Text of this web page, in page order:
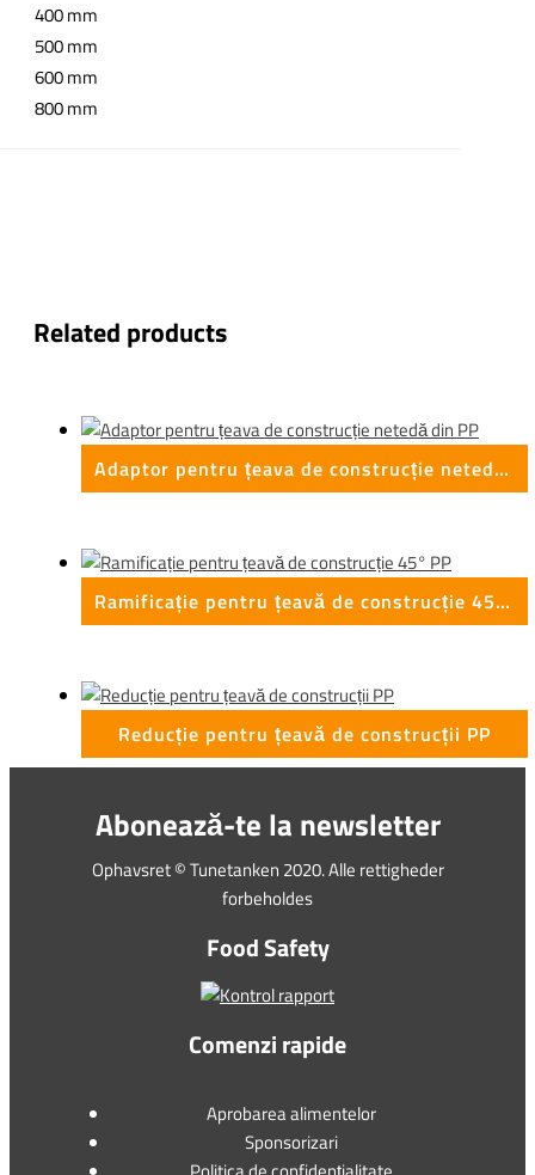
400 mm
500 mm
600 mm
800 mm
Related products
Adaptor pentru țeava de construcție netedă din PP
Ramificație pentru țeavă de construcție 45° PP
Reducție pentru țeavă de construcții PP
Abonează-te la newsletter
Ophavsret © Tunetanken 2020. Alle rettigheder
forbeholdes
Food Safety
Comenzi rapide
Aprobarea alimentelor
Sponsorizari